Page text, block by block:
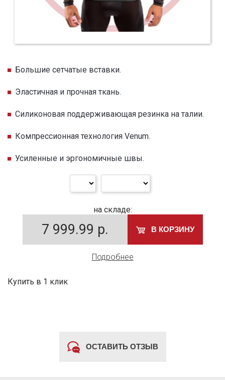
Большие сетчатые вставки.
Эластичная и прочная ткань.
Силиконовая поддерживающая резинка на талии.
Компрессионная технология Venum.
Усиленные и эргономичные швы.
на складе:
7 999.99 р. В КОРЗИНУ
Подробнее
Купить в 1 клик
ОСТАВИТЬ ОТЗЫВ